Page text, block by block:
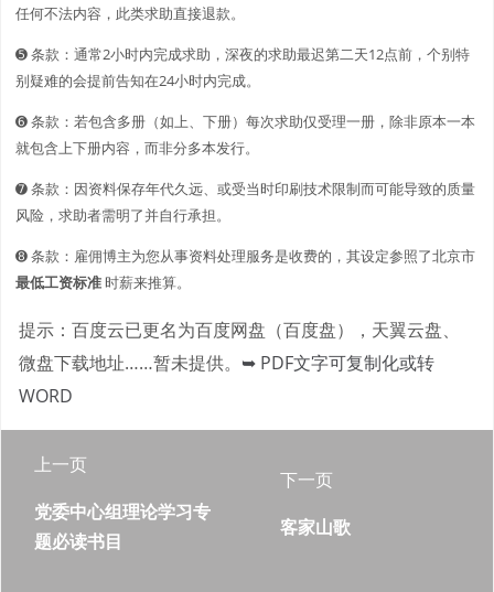
任何不法内容，此类求助直接退款。
➎ 条款：通常2小时内完成求助，深夜的求助最迟第二天12点前，个别特
别疑难的会提前告知在24小时内完成。
➏ 条款：若包含多册（如上、下册）每次求助仅受理一册，除非原本一本
就包含上下册内容，而非分多本发行。
➐ 条款：因资料保存年代久远、或受当时印刷技术限制而可能导致的质量
风险，求助者需明了并自行承担。
➑ 条款：雇佣博主为您从事资料处理服务是收费的，其设定参照了北京市
最低工资标准时薪来推算。
提示：百度云已更名为百度网盘（百度盘），天翼云盘、
微盘下载地址……暂未提供。 ➥ PDF文字可复制化或转
WORD
上一页
党委中心组理论学习专
题必读书目
下一页
客家山歌